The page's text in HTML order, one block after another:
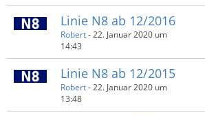
​Linie N8 ab 12/2016
Robert-22. Januar 2020 um
14:43
Linie N8 ab 12/2015
Robert-22. Januar 2020 um
13:48